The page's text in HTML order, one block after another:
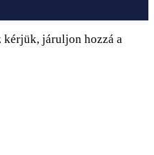
kérjük, járuljon hozzá a